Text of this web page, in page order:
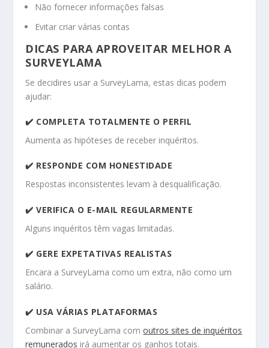
Não fornecer informações falsas
Evitar criar várias contas
DICAS PARA APROVEITAR MELHOR A
SURVEYLAMA
Se decidires usar a SurveyLama, estas dicas podem
ajudar:
✔️ COMPLETA TOTALMENTE O PERFIL
Aumenta as hipóteses de receber inquéritos.
✔️ RESPONDE COM HONESTIDADE
Respostas inconsistentes levam à desqualificação.
✔️ VERIFICA O E-MAIL REGULARMENTE
Alguns inquéritos têm vagas limitadas.
✔️ GERE EXPETATIVAS REALISTAS
Encara a SurveyLama como um extra, não como um
salário.
✔️ USA VÁRIAS PLATAFORMAS
Combinar a SurveyLama comoutros sites de inquéritos
remunerados irá aumentar os ganhos totais.